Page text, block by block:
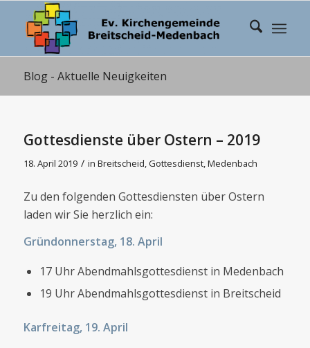
Blog - Aktuelle Neuigkeiten
Gottesdienste über Ostern – 2019
18. April 2019 / in Breitscheid,Gottesdienst,Medenbach
Zu den folgenden Gottesdiensten über Ostern
laden wir Sie herzlich ein:
Gründonnerstag, 18. April
17 Uhr Abendmahlsgottesdienst in Medenbach
19 Uhr Abendmahlsgottesdienst in Breitscheid
Karfreitag, 19. April